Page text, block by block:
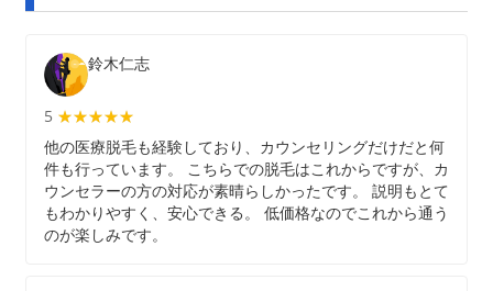
鈴木仁志
5 ★★★★★
★★★★★
他の医療脱毛も経験しており、カウンセリングだけだと何
件も行っています。 こちらでの脱毛はこれからですが、カ
ウンセラーの方の対応が素晴らしかったです。 説明もとて
もわかりやすく、安心できる。 低価格なのでこれから通う
のが楽しみです。